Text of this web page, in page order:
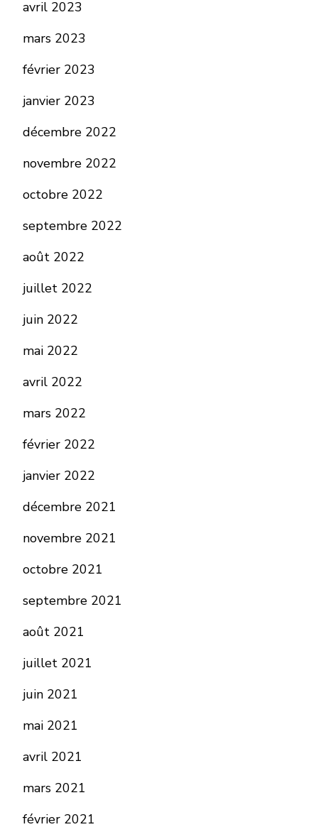
avril 2023
mars 2023
février 2023
janvier 2023
décembre 2022
novembre 2022
octobre 2022
septembre 2022
août 2022
juillet 2022
juin 2022
mai 2022
avril 2022
mars 2022
février 2022
janvier 2022
décembre 2021
novembre 2021
octobre 2021
septembre 2021
août 2021
juillet 2021
juin 2021
mai 2021
avril 2021
mars 2021
février 2021